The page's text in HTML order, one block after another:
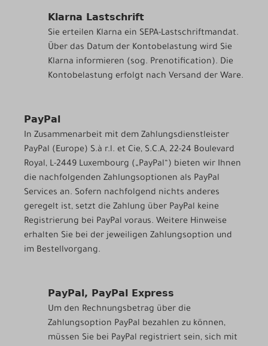
Klarna Lastschrift
Sie erteilen Klarna ein SEPA-Lastschriftmandat.
Über das Datum der Kontobelastung wird Sie
Klarna informieren (sog. Prenotification). Die
Kontobelastung erfolgt nach Versand der Ware.
PayPal
In Zusammenarbeit mit dem Zahlungsdienstleister
PayPal (Europe) S.à r.l. et Cie, S.C.A, 22-24 Boulevard
Royal, L-2449 Luxembourg („PayPal“) bieten wir Ihnen
die nachfolgenden Zahlungsoptionen als PayPal
Services an. Sofern nachfolgend nichts anderes
geregelt ist, setzt die Zahlung über PayPal keine
Registrierung bei PayPal voraus. Weitere Hinweise
erhalten Sie bei der jeweiligen Zahlungsoption und
im Bestellvorgang.
PayPal, PayPal Express
Um den Rechnungsbetrag über die
Zahlungsoption PayPal bezahlen zu können,
müssen Sie bei PayPal registriert sein, sich mit